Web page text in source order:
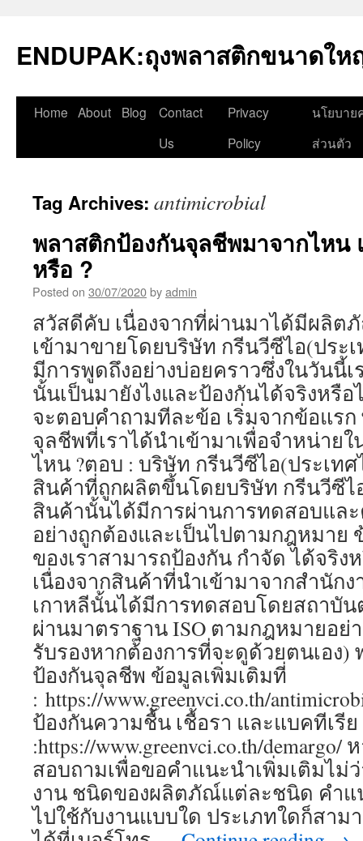
content
ENDUPAK:ถุงพลาสติกขนาดให
Home About Blog
Contact
Us
Privacy
Policy
นโยบาย
ส่วนตัว
Tag Archives: antimicrobial
พลาสติกป้องกันจุลชีพมาจากไหน
หรือ ?
Posted on 30/07/2020byadmin
สวัสดีคับ เนื่องจากที่ผ่านมาได้มีผลิ
เข้ามาขายโดยบริษัท กรีนวีซีไอ(ประ
มีการพูดถึงอย่างบ่อยคราวซึ่งในวันนี้
นั้นเป็นมายังไงและป้องกันได้จริงหรื
จะตอบคำถามทีละข้อ เริ่มจากข้อแร
จุลชีพที่เราได้นำเข้ามาเพื่อจำหน่าย
ไหน ?ตอบ : บริษัท กรีนวีซีไอ(ประเท
สินค้าที่ถูกผลิตขึ้นโดยบริษัท กรีนวีซีไ
สินค้านั้นได้มีการผ่านการทดสอบแล
อย่างถูกต้องและเป็นไปตามกฎหมา
ของเราสามารถป้องกัน กำจัด ได้จริง
เนื่องจากสินค้าที่นำเข้ามาจากสำนัก
เกาหลีนั้นได้มีการทดสอบโดยสถาบัน
ผ่านมาตราฐาน ISO ตามกฎหมายอย่
รับรองหากต้องการที่จะดูด้วยตนเอง
ป้องกันจุลชีพ ข้อมูลเพิ่มเติมที่
: https://www.greenvci.co.th/
ป้องกันความชื้น เชื้อรา และแบคทีเรี
:https://www.greenvci.co.th/
สอบถามเพื่อขอคำแนะนำเพิ่มเติมไม่
งาน ชนิดของผลิตภัณ์แต่ละชนิด คำแ
ไปใช้กับงานแบบใด ประเภทใดก็สาม